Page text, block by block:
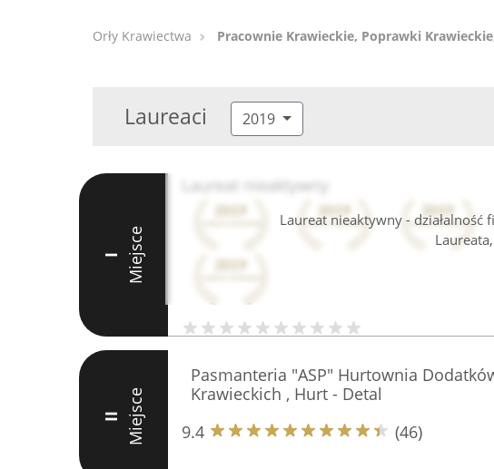
Orły Krawiectwa Pracownie Krawieckie, Poprawki
Laureaci 2019
Laureat nieaktywny - działalność
I Miejsce
Laureat nieaktywny
II Miejsce
Pasmanteria "ASP" Hurtownia
Krawieckich , Hurt - Detal
9.4
(46)